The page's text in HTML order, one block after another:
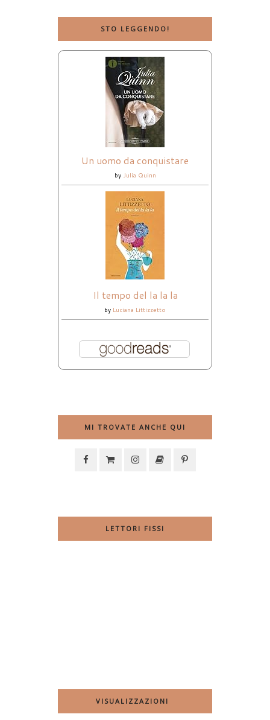
STO LEGGENDO!
Un uomo da conquistare
by Julia Quinn
Il tempo del la la la
by Luciana Littizzetto
MI TROVATE ANCHE QUI
LETTORI FISSI
VISUALIZZAZIONI